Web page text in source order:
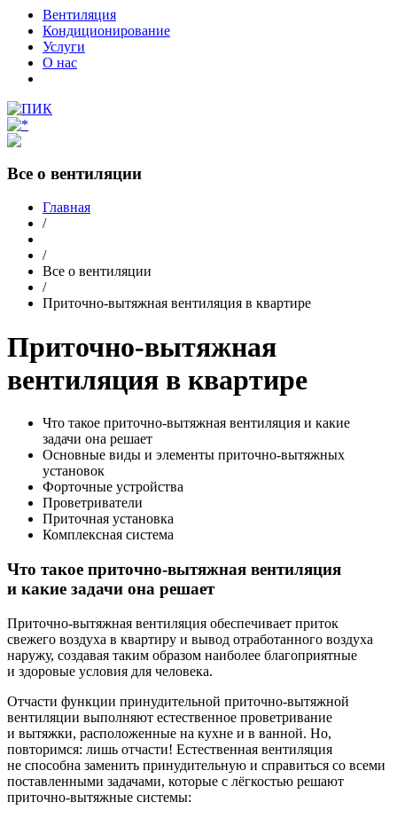
Вентиляция
Кондиционирование
Услуги
О нас
Все о вентиляции
Главная
/
/
Все о вентиляции
/
Приточно-вытяжная вентиляция в квартире
Приточно-вытяжная
вентиляция в квартире
Что такое приточно-вытяжная вентиляция и какие
задачи она решает
Основные виды и элементы приточно-вытяжных
установок
Форточные устройства
Проветриватели
Приточная установка
Комплексная система
Что такое приточно-вытяжная вентиляция
и какие задачи она решает
Приточно-вытяжная вентиляция обеспечивает приток
свежего воздуха в квартиру и вывод отработанного воздуха
наружу, создавая таким образом наиболее благоприятные
и здоровые условия для человека.
Отчасти функции принудительной приточно-вытяжной
вентиляции выполняют естественное проветривание
и вытяжки, расположенные на кухне и в ванной. Но,
повторимся: лишь отчасти! Естественная вентиляция
не способна заменить принудительную и справиться со всеми
поставленными задачами, которые с лёгкостью решают
приточно-вытяжные системы: